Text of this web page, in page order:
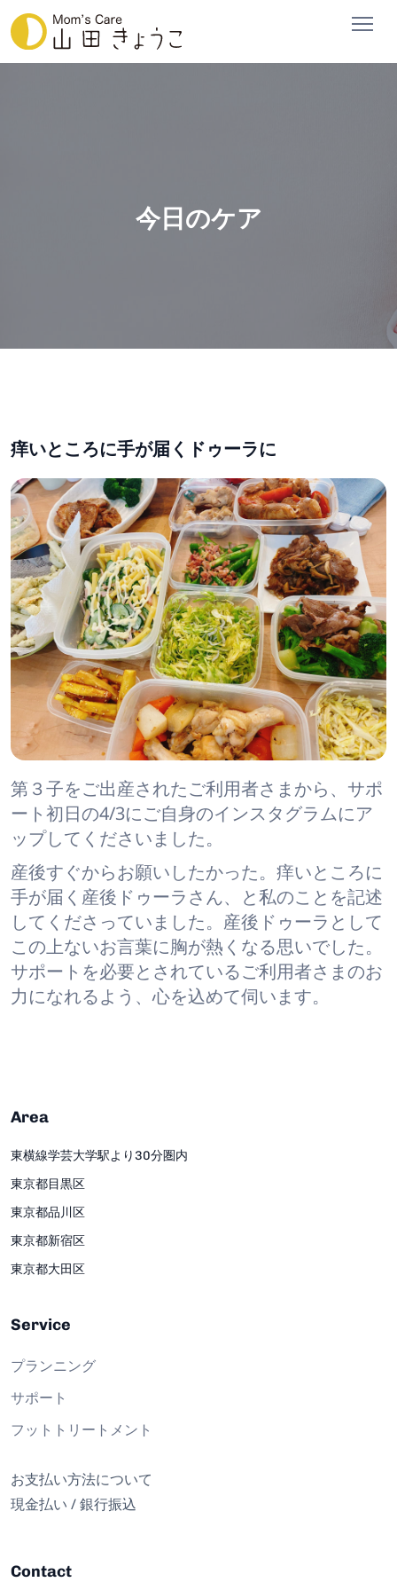
今日のケア
痒いところに手が届くドゥーラに
第３子をご出産されたご利用者さまから、サポ
ート初日の4/3にご自身のインスタグラムにア
ップしてくださいました。
産後すぐからお願いしたかった。痒いところに
手が届く産後ドゥーラさん、と私のことを記述
してくださっていました。産後ドゥーラとして
この上ないお言葉に胸が熱くなる思いでした。
サポートを必要とされているご利用者さまのお
力になれるよう、心を込めて伺います。
Area
東横線学芸大学駅より30分圏内
東京都目黒区
東京都品川区
東京都新宿区
東京都大田区
Service
プランニング
サポート
フットトリートメント
お支払い方法について
現金払い / 銀行振込
Contact